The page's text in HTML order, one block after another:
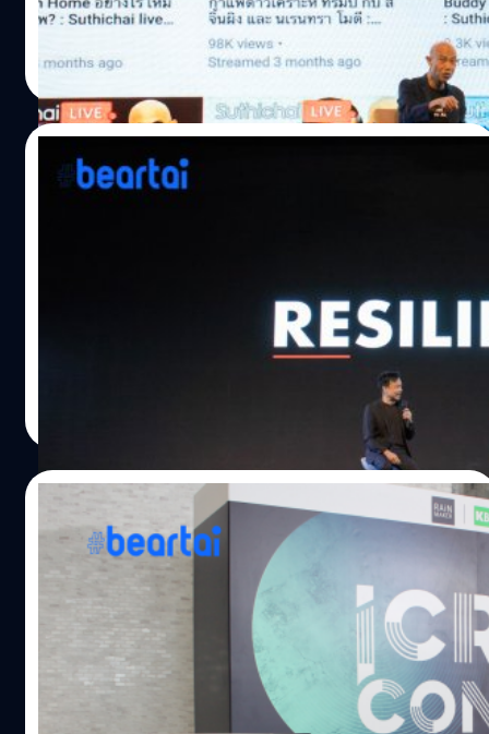
มานำเสนอเพื่อเป็นกรณีศึกษาให้ได้เรียนรู้ไปด้วยกัน เพื่อการ
พัฒนาผลงานที่ดียิ่งขึ้น เข้าถึงผู้ชมได้มากกว่าเดิม และสร้าง
รายได้ให้กับผลิตภัณฑ์ของตนเอง จาก "ปากหมา หน้าตี๋ ชาติ
ตระกูลดี ผมสี มีหนวด" ซึ่งเป็นภาพลักษณ์ที่เห็นผ่านหน้าจอ
ทีวีกันจนชินตามานาน สู่ภาพลักษณ์ใหม่ที่ "อบอุ่น สุขุม นุ่มลึก
รวยอารมณ์ขัน" ภาพลักษณ์ของน้าเน็กในปัจจุบันนี้มีความน่า
เชื่อถือ ดูอบอุ่น และเข้าถึงได้ง่ายยิ่งกว่าเดิม และด้วยภาพ
2563 สวัสดีครับ ผม สุทธิชัย หยุ่น นะครับ จำเสียงผมได้มั้ย
ครับ ผมตัวจริงนะครับ ไม่ใช่ AI ตอนนี้ผมมี AI ที่เป็นตัวผมแล้ว
นะ พูดเหมือนกับผมเลย นั่นแปลว่า ผมจะไม่เสียชีวิตแล้วล่ะ
ครับ ผมจะอยู่ไปเรื่อย ๆ สร้างความปั่นป่วนให้กับวงการต่อไป...
สุทธิชัย หยุ่น คือนักสื่อสารมวลชนที่ผ่านยุคแห่งความ
เปลี่ยนแปลงต่อวงการสื่อสารมวลชนมาหลายต่อหลายครั้ง
เริ่มตั้งแต่ในยุคแรกที่เขายังทำหนังสือพิมพ์ ต้องไปสัมภาษณ์
เอง แกะเทปเอง ไม่มีผู้ช่วย เทปก็ยังเป็นเทปก้อนใหญ่ ๆ บางที
มาจนถึงตอนนี้ หัวใจสำคัญที่ไม่เคยเปลี่ยนแปลงคือ การที่เรา
มีเรื่องที่จะเล่า และเล่าอย่างแม่นยำ ถูกต้อง…
| 2177 days ago
Read More
จาก a day สู่ The Standard : เคล็ดลับการ
Standard" How To make brand love 2.0" โดย "โหน่ง วงศ์
ทนง ชัยณรงค์สิงห์" ผู้ก่อตั้งสำนักข่าว The Standard จากงาน
iCREATOR CONFERENCE 2020 วันศุกร์ที่ 21 สิงหาคม 2563
"โหน่ง วงศ์ทนง ชัยณรงค์สิงห์" ผู้ก่อตั้งนิตยสารขวัญใจเด็ก
แนว a day และผู้ก่อตั้งสำนักข่าวออนไลน์ The Standard กับ
เรื่องราวของการผ่านความเปลี่ยนแปลงหลายระลอก และเรื่อง
ราวของเขาในฐานะหนึ่งในผู้สร้างแบรนด์สื่อให้เป็นที่รู้จักและ
รักของผู้ที่ติดตามและแฟนคลับ [su_dropcap style="flat"
size="4"]นับ[/su_dropcap] ตั้งแต่การที่นิตยสารเล่มแรกที่
เขาเป็นบรรณาธิการอย่าง Trendy Man ต้องปิดตัวลงเนื่องจาก
ภาวะเศรษฐกิจ การก่อตั้งนิตยสาร a day ด้วยการลงขัน ในรูป
แบบ Crownfunding…
21/08/2020
เริ่มแล้ววันแรก! iCreator Conference
2020
เริ่มแล้วเป็นวันแรก! (21 สิงหาคม 2563) สำหรับงาน “iCreator
Conference 2020 presented by All Online” งานที่รวมตัว
Content Creator ที่ยิ่งใหญ่ที่สุดของประเทศไทย ที่ปีนี้มาในธีม
“Next Gen and the Legend” และเพื่อเป็นการสอดรับกับ